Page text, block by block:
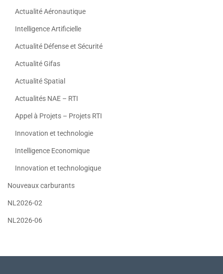
Actualité Aéronautique
Intelligence Artificielle
Actualité Défense et Sécurité
Actualité Gifas
Actualité Spatial
Actualités NAE – RTI
Appel à Projets – Projets RTI
Innovation et technologie
Intelligence Economique
Innovation et technologique
Nouveaux carburants
NL2026-02
NL2026-06